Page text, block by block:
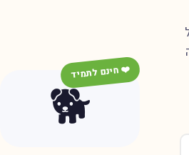
🐕
❤️ חינם לתמיד